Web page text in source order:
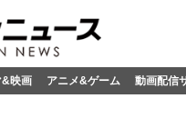
&映画 アニメ&ゲーム 動画配信